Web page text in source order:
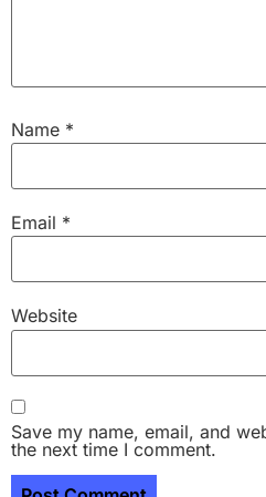
Name *
Email *
Website
Save my name, email, and
the next time I comment.